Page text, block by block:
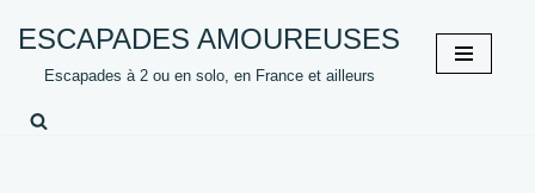
contenu
ESCAPADES AMOUREUSES
Escapades à 2 ou en solo, en France et ailleurs